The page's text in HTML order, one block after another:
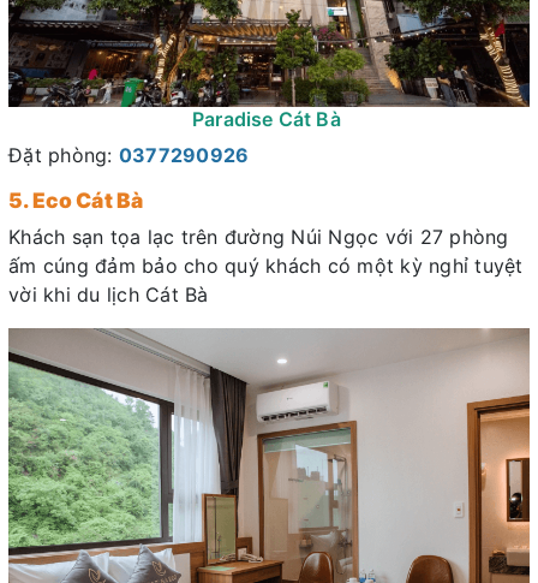
Paradise Cát Bà
Đặt phòng: 0377290926
5. Eco Cát Bà
Khách sạn tọa lạc trên đường Núi Ngọc với 27 phòng
ấm cúng đảm bảo cho quý khách có một kỳ nghỉ tuyệt
vời khi du lịch Cát Bà